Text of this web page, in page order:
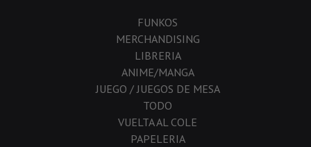
FUNKOS
MERCHANDISING
LIBRERIA
ANIME/MANGA
JUEGO / JUEGOS DE MESA
TODO
VUELTA AL COLE
PAPELERIA